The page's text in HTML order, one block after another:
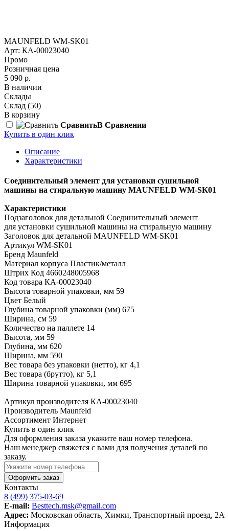
MAUNFELD WM-SK01
Арт: КА-00023040
Промо
Розничная цена
5 090 р.
В наличии
Склады
Склад (50)
В корзину
СравнитьВ Сравнении
Купить в один клик
Описание
Характеристики
Соединительный элемент для установки сушильной
машины на стиральную машину MAUNFELD WM-SK01
Характеристики
Подзаголовок для детальной Соединительный элемент
для установки сушильной машины на стиральную машину
Заголовок для детальной MAUNFELD WM-SK01
Артикул WM-SK01
Бренд Maunfeld
Материал корпуса Пластик/металл
Штрих Код 4660248005968
Код товара КА-00023040
Высота товарной упаковки, мм 59
Цвет Белый
Глубина товарной упаковки (мм) 675
Ширина, см 59
Количество на паллете 14
Высота, мм 59
Глубина, мм 620
Ширина, мм 590
Вес товара без упаковки (нетто), кг 4,1
Вес товара (брутто), кг 5,1
Ширина товарной упаковки, мм 695
Артикул производителя КА-00023040
Производитель Maunfeld
Ассортимент Интернет
Купить в один клик
Для оформления заказа укажите ваш номер телефона.
Наш менеджер свяжется с вами для получения деталей по
заказу.
Оформить заказ
Контакты
8 (499) 375-03-69
E-mail: Besttech.msk@gmail.com
Адрес: Московская область, Химки, Транспортный проезд, 2А
Информация